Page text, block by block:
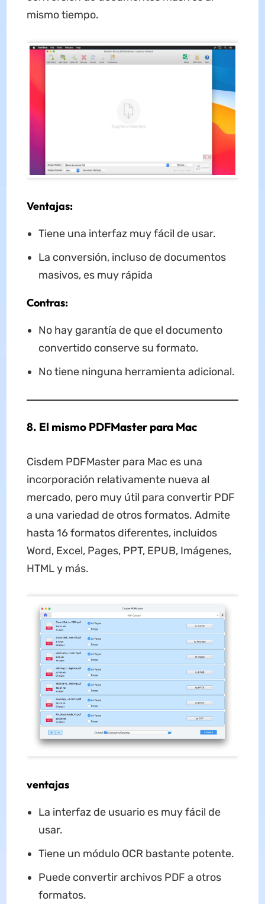
mismo tiempo.
Ventajas:
Tiene una interfaz muy fácil de usar.
La conversión, incluso de documentos
masivos, es muy rápida
Contras:
No hay garantía de que el documento
convertido conserve su formato.
No tiene ninguna herramienta adicional.
8. El mismo PDFMaster para Mac
Cisdem PDFMaster para Mac es una
incorporación relativamente nueva al
mercado, pero muy útil para convertir PDF
a una variedad de otros formatos. Admite
hasta 16 formatos diferentes, incluidos
Word, Excel, Pages, PPT, EPUB, Imágenes,
HTML y más.
ventajas
La interfaz de usuario es muy fácil de
usar.
Tiene un módulo OCR bastante potente.
Puede convertir archivos PDF a otros
formatos.